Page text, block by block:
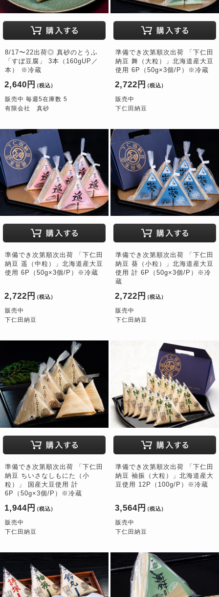
8/17〜22出荷◎ 真砂のとうふ
「すぼ豆腐」 3本（160gUP／
本） ※冷蔵
2,640円 （税込）
販売中 毎週5在庫数 5
有限会社 真砂
準備でき次第順次出荷 「下仁田
納豆 舞（大粒）」北海道産大豆
使用 6P（50g×3個/P）※冷蔵
2,722円 （税込）
販売中
下仁田納豆
準備でき次第順次出荷 「下仁田
納豆 遥（中粒）」北海道産大豆
使用 6P（50g×3個/P）※冷蔵
2,722円 （税込）
販売中
下仁田納豆
準備でき次第順次出荷 「下仁田
納豆 葵（小粒）」北海道産大豆
使用 計 6P（50g×3個/P）※冷
蔵
2,722円 （税込）
販売中
下仁田納豆
準備でき次第順次出荷 「下仁田
納豆 ちいさなしもにた（小
粒）」 国産大豆使用 計
6P（50g×3個/P）※冷蔵
1,944円 （税込）
販売中
下仁田納豆
準備でき次第順次出荷 「下仁田
納豆 袖振（大粒）」北海道産大
豆使用 12P（100g/P）※冷蔵
3,564円 （税込）
販売中
下仁田納豆